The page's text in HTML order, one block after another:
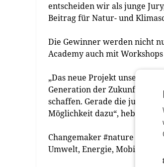
entscheiden wir als junge
Beitrag für Natur- und
Die Gewinner werden nicht
Academy auch mit
„Das neue Projekt unserer
Generation der Zukunft
schaffen. Gerade die jungen
Möglichkeit dazu“, hebt Elke
Changemaker #nature wird
Umwelt, Energie, Mobilität,